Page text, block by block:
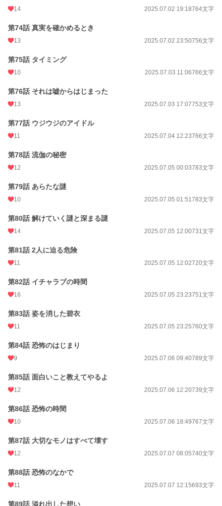
14 2025.07.02 19:18764文字
第74話 真実を確かめるとき
13 2025.07.02 23:50756文字
第75話 タイミング
10 2025.07.03 11:06766文字
第76話 それは嘘からはじまった
13 2025.07.03 17:07753文字
第77話 ウジウジのアイドル
11 2025.07.04 12:23766文字
第78話 流伽の秘密
12 2025.07.05 00:03783文字
第79話 あらたな謎
10 2025.07.05 01:51783文字
第80話 解けていく謎と深まる謎
14 2025.07.05 12:00731文字
第81話 2人に迫る危険
11 2025.07.05 12:02720文字
第82話 イチャラブの時間
16 2025.07.05 23:23751文字
第83話 姿を消した碧衣
11 2025.07.05 23:25760文字
第84話 恐怖のはじまり
9 2025.07.06 09:40789文字
第85話 面白いこと教えてやるよ
12 2025.07.06 12:20739文字
第86話 恐怖の時間
10 2025.07.06 18:49767文字
第87話 大切なモノはすべて壊す
12 2025.07.07 08:05740文字
第88話 恐怖のなかで
11 2025.07.07 12:15693文字
第89話 溢れ出した想い